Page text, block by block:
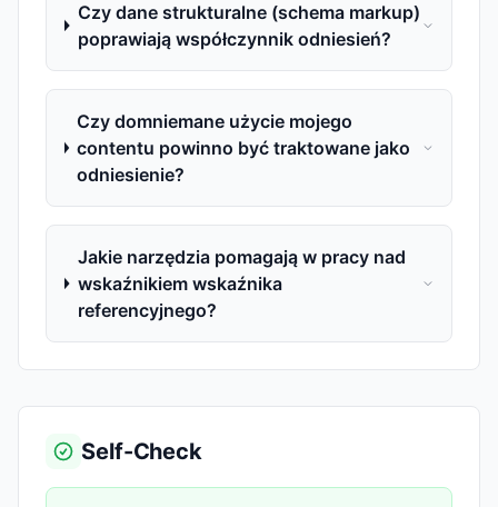
Czy dane strukturalne (schema markup)
poprawiają współczynnik odniesień?
Czy domniemane użycie mojego
contentu powinno być traktowane jako
odniesienie?
Jakie narzędzia pomagają w pracy nad
wskaźnikiem wskaźnika
referencyjnego?
Self-Check